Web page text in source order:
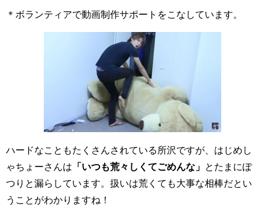
＊ボランティアで動画制作サポートをこなしています。
ハードなこともたくさんされている所沢ですが、はじめし
ゃちょーさんは 「いつも荒々しくてごめんな」
とたまにぽ
つりと漏らしています。扱いは荒くても大事な相棒だとい
うことがわかりますね！